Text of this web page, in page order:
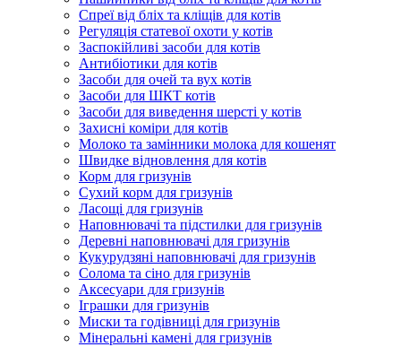
Спреї від бліх та кліщів для котів
Регуляція статевої охоти у котів
Заспокійливі засоби для котів
Антибіотики для котів
Засоби для очей та вух котів
Засоби для ШКТ котів
Засоби для виведення шерсті у котів
Захисні коміри для котів
Молоко та замінники молока для кошенят
Швидке відновлення для котів
Корм для гризунів
Сухий корм для гризунів
Ласощі для гризунів
Наповнювачі та підстилки для гризунів
Деревні наповнювачі для гризунів
Кукурудзяні наповнювачі для гризунів
Солома та сіно для гризунів
Аксесуари для гризунів
Іграшки для гризунів
Миски та годівниці для гризунів
Мінеральні камені для гризунів